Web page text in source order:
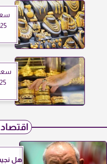
سعر
هل